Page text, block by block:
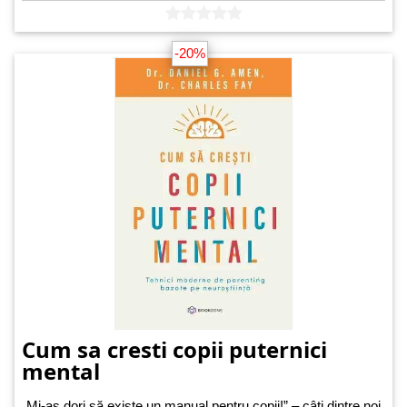
-20%
Cum sa cresti copii puternici
mental